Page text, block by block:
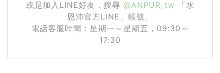
或是加入LINE好友，搜尋 @ANPUR_tw 「水
恩沛官方LINE」帳號。
電話客服時間：星期一～星期五，09:30～
17:30